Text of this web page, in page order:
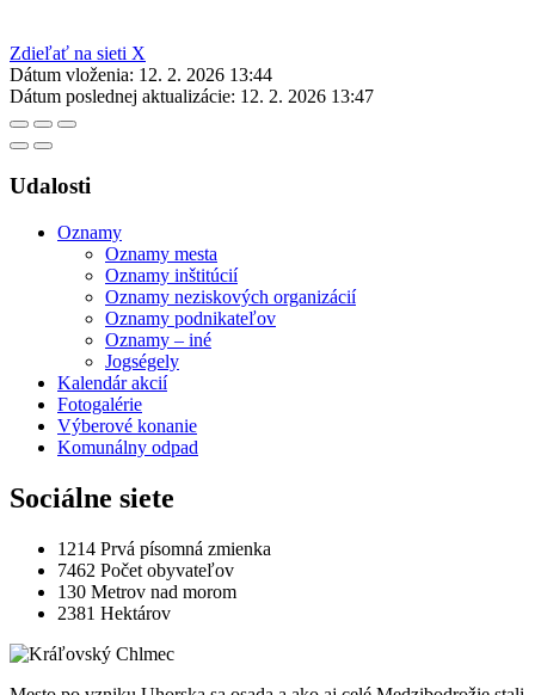
Zdieľať na sieti X
Dátum vloženia: 12. 2. 2026 13:44
Dátum poslednej aktualizácie: 12. 2. 2026 13:47
Udalosti
Oznamy
Oznamy mesta
Oznamy inštitúcií
Oznamy neziskových organizácií
Oznamy podnikateľov
Oznamy – iné
Jogségely
Kalendár akcií
Fotogalérie
Výberové konanie
Komunálny odpad
Sociálne siete
1214 Prvá písomná zmienka
7462 Počet obyvateľov
130 Metrov nad morom
2381 Hektárov